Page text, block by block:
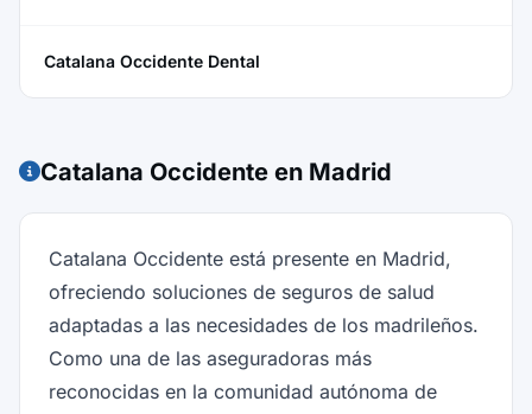
Catalana Occidente Dental
Catalana Occidente en Madrid
Catalana Occidente está presente en Madrid,
ofreciendo soluciones de seguros de salud
adaptadas a las necesidades de los madrileños.
Como una de las aseguradoras más
reconocidas en la comunidad autónoma de